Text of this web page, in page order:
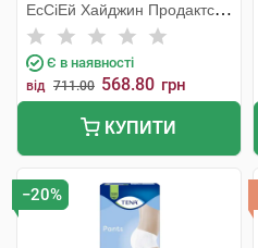
ЕсСіЕй Хайджин Продактс
Хугезанд
Є в наявності
від 711.00 568.80 грн
КУПИТИ
−20%